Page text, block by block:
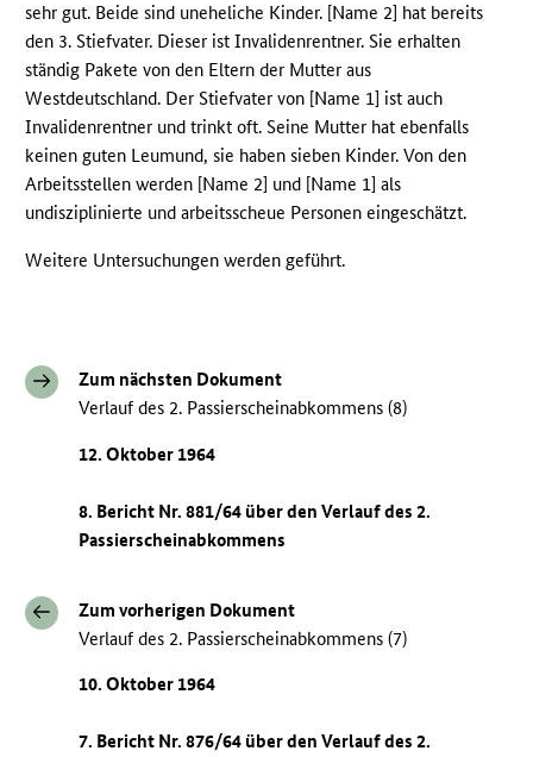
sehr gut. Beide sind uneheliche Kinder. [Name 2] hat bereits
den 3. Stiefvater. Dieser ist Invalidenrentner. Sie erhalten
ständig Pakete von den Eltern der Mutter aus
Westdeutschland. Der Stiefvater von [Name 1] ist auch
Invalidenrentner und trinkt oft. Seine Mutter hat ebenfalls
keinen guten Leumund, sie haben sieben Kinder. Von den
Arbeitsstellen werden [Name 2] und [Name 1] als
undisziplinierte und arbeitsscheue Personen eingeschätzt.
Weitere Untersuchungen werden geführt.
Zum nächsten Dokument
Verlauf des 2. Passierscheinabkommens (8)
12. Oktober 1964
8. Bericht Nr. 881/64 über den Verlauf des 2.
Passierscheinabkommens
Zum vorherigen Dokument
Verlauf des 2. Passierscheinabkommens (7)
10. Oktober 1964
7. Bericht Nr. 876/64 über den Verlauf des 2.